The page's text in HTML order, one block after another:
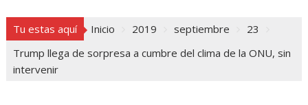
Tu estas aquí Inicio 2019 septiembre
23
Trump llega de sorpresa a cumbre del clima de la ONU, sin
intervenir